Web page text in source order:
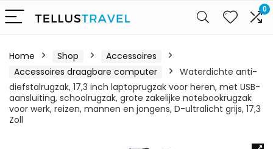
0
Home Shop
Accessoires
Accessoires draagbare computer
Waterdichte anti-
diefstalrugzak, 17,3 inch laptoprugzak voor heren, met USB-
aansluiting, schoolrugzak, grote zakelijke notebookrugzak
voor werk, reizen, mannen en jongens, D-ultralicht grijs, 17,3
Zoll